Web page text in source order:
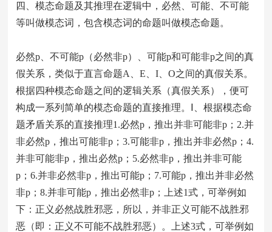
四、模态命题及其推理在逻辑中，必然、可能、不可能
等叫做模态词，包含模态词的命题叫做模态命题。
必然p、不可能p（必然非p）、可能p和可能非p之间的真
假关系，类似于直言命题A、E、I、O之间的真假关系。
根据四种模态命题之间的逻辑关系（真假关系），便可
构成一系列简单的模态命题的直接推理。Ⅰ、根据模态命
题矛盾关系的直接推理1.必然p，推出并非可能非p；2.并
非必然p，推出可能非p；3.可能非p，推出并非必然p；4.
并非可能非p，推出必然p；5.必然非p，推出并非可能
p；6.并非必然非p，推出可能p；7.可能p，推出并非必然
非p；8.并非可能p，推出必然非p；上述1式，可举例如
下：正义必然战胜邪恶，所以，并非正义可能不战胜邪
恶（即：正义不可能不战胜邪恶）。上述3式，可举例如